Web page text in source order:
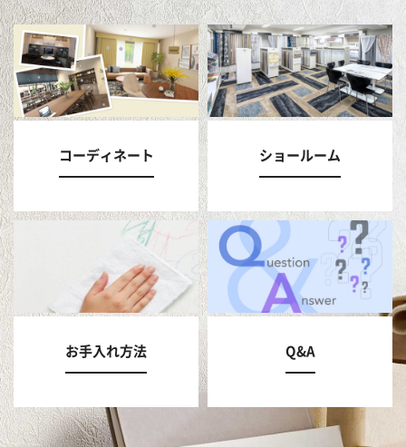
コーディネート ショールーム
お手入れ方法 Q&A